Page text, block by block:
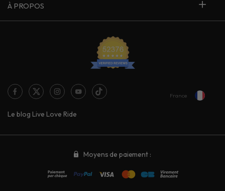
À PROPOS
Le blog Live Love Ride
France
Moyens de paiement :